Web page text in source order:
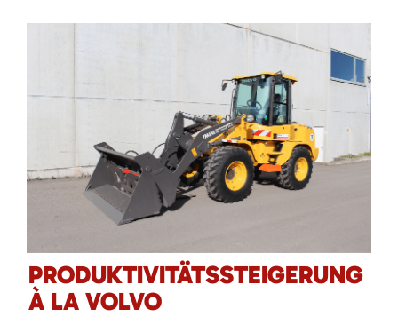
PRODUKTIVITÄTSSTEIGERUNG
À LA VOLVO